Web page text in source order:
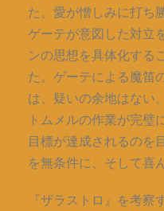
た。愛が憎しみに打ち
ゲーテが意図した対立
ンの思想を具体化する
た。ゲーテによる魔笛
は、疑いの余地はない
トムメルの作業が完璧
目標が達成されるのを
を無条件に、そして喜
『ザラストロ』を考察